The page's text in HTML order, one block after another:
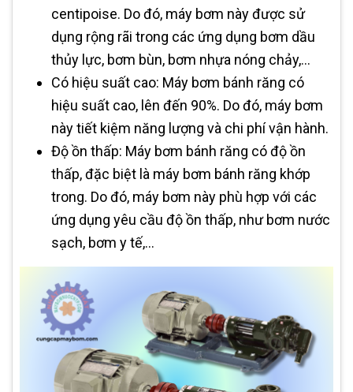
centipoise. Do đó, máy bơm này được sử
dụng rộng rãi trong các ứng dụng bơm dầu
thủy lực, bơm bùn, bơm nhựa nóng chảy,...
Có hiệu suất cao: Máy bơm bánh răng có
hiệu suất cao, lên đến 90%. Do đó, máy bơm
này tiết kiệm năng lượng và chi phí vận hành.
Độ ồn thấp: Máy bơm bánh răng có độ ồn
thấp, đặc biệt là máy bơm bánh răng khớp
trong. Do đó, máy bơm này phù hợp với các
ứng dụng yêu cầu độ ồn thấp, như bơm nước
sạch, bơm y tế,...